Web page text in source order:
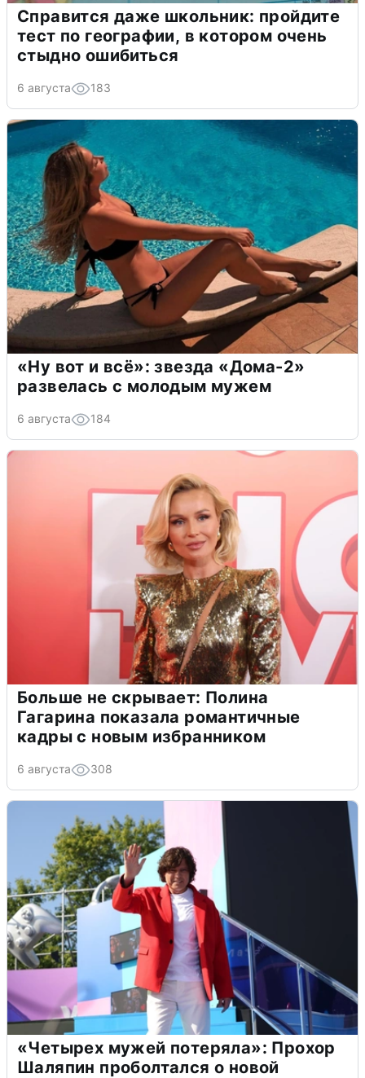
Справится даже школьник: пройдите
тест по географии, в котором очень
стыдно ошибиться
6 августа 183
«Ну вот и всё»: звезда «Дома-2»
развелась с молодым мужем
6 августа 184
Больше не скрывает: Полина
Гагарина показала романтичные
кадры с новым избранником
6 августа 308
«Четырех мужей потеряла»: Прохор
Шаляпин проболтался о новой